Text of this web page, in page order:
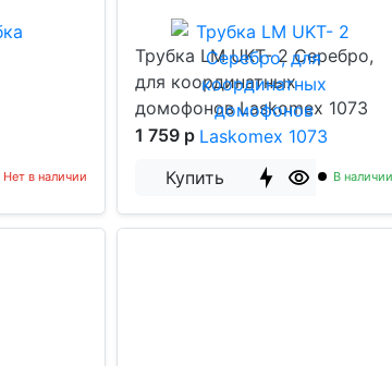
Нет в наличии
Трубка LM UKT- 2 Серебро,
для координатных
домофонов Laskomex 1073
1 759 р
Купить
В наличии